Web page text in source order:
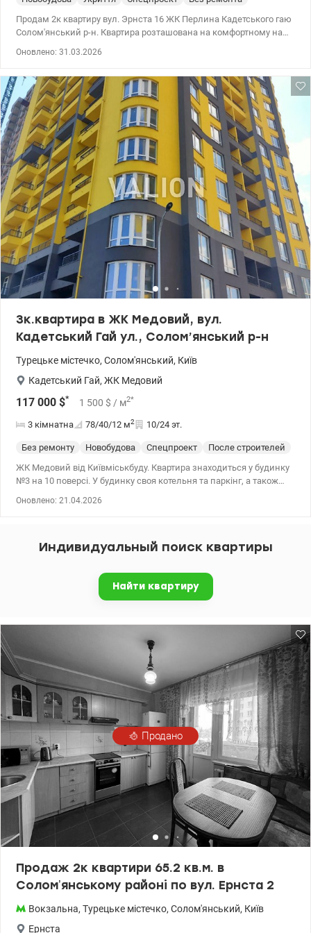
Продам 2к квартиру вул. Эрнста 16 ЖК Перлина Кадетського гаю
Солом'янський р-н. Квартира розташована на комфортному на
із закритою територією, охорона та відеоспостереження,
відкрите паркування, а також підземний паркінг. У дворі
дитячий садок, кафе, салон краси, магазини. Добре розвинена
інфраструктура: Новус, АТБ, Фора, ресторани, кафе, нова Пошта,
спортклуби, клініки. Локація: Солом'янський район метро
Деміївська, Вокзальна, Шулявська. Правий берег
Оновлено: 31.03.2026
3к.квартира в ЖК Медовий, вул.
Кадетський Гай ул., Солом’янський р-н
Турецьке містечко, Солом'янський, Київ
Кадетський Гай, ЖК Медовий
117 000 $* 1 500 $ / м2*
3 кімнатна 78/40/12 м2 10/24 эт.
Без ремонту Новобудова Спецпроект
После строителей
ЖК Медовий від Київміськбуду. Квартира знаходиться у будинку
№3 на 10 поверсі. У будинку своя котельня та паркінг, а також
Оновлено: 21.04.2026
Индивидуальный поиск квартиры
Найти квартиру
Продано
Продаж 2к квартири 65.2 кв.м. в
Соломʼянському районі по вул. Ернста 2
Вокзальна, Турецьке містечко, Солом'янський, Київ
Ернста